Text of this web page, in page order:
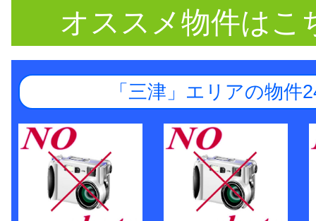
オススメ物件はこ
「三津」エリアの物件